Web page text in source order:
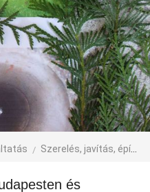
Szerelés, javítás, építkezés